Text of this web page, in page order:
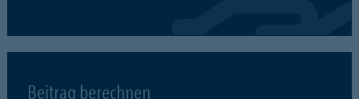
Beitrag berechnen